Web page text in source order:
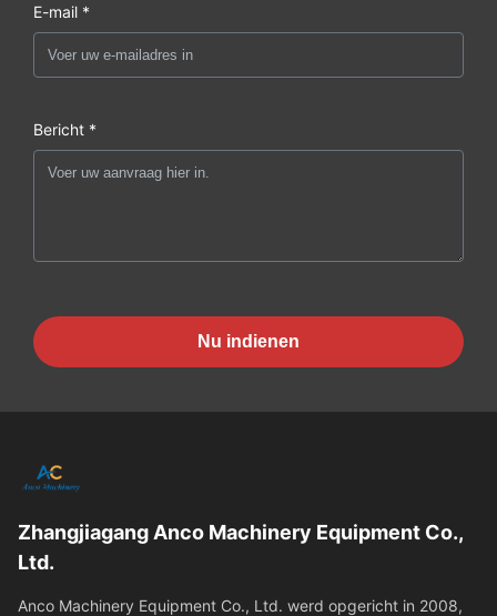
E-mail *
Bericht *
Nu indienen
Zhangjiagang Anco Machinery Equipment Co.,
Ltd.
Anco Machinery Equipment Co., Ltd. werd opgericht in 2008,